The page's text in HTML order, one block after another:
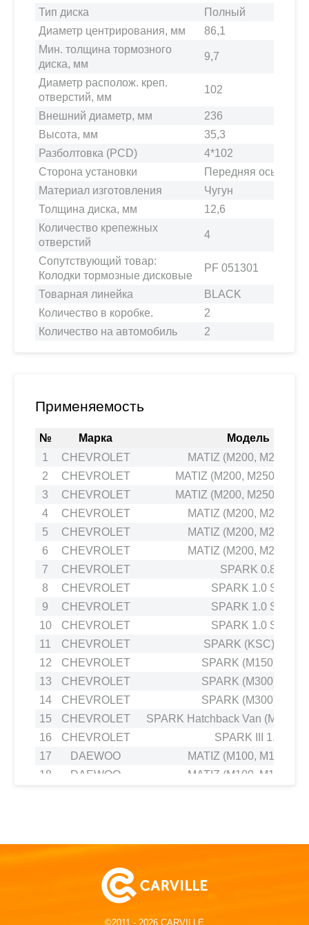
Тип диска
Полный
Диаметр центрирования, мм
86,1
Мин. толщина тормозного
диска, мм
9,7
Диаметр располож. креп.
отверстий, мм
102
Внешний диаметр, мм
236
Высота, мм
35,3
Разболтовка (PCD)
4*102
Сторона установки
Передняя ось
Материал изготовления
Чугун
Толщина диска, мм
12,6
Количество крепежных
отверстий
4
Сопутствующий товар:
Колодки тормозные дисковые
PF 051301
Товарная линейка
BLACK
Количество в коробке.
2
Количество на автомобиль
2
Применяемость
№ Марка
Модель
1
CHEVROLET
MATIZ (M200, M250) 1.0
2
CHEVROLET
MATIZ (M200, M250) 0.8
3
CHEVROLET
MATIZ (M200, M250) 1.0
4
CHEVROLET
MATIZ (M200, M250) 0.8
5
CHEVROLET
MATIZ (M200, M250) 1.0
6
CHEVROLET
MATIZ (M200, M250) 1.0
7
CHEVROLET
SPARK 0.8
8
CHEVROLET
SPARK 1.0 SX
9
CHEVROLET
SPARK 1.0 SX
10
CHEVROLET
SPARK 1.0 SX
11
CHEVROLET
SPARK (KSC) 0.8
12
CHEVROLET
SPARK (M150) 0.8
13
CHEVROLET
SPARK (M300) 1.2
14
CHEVROLET
SPARK (M300) 1.2
15
CHEVROLET
SPARK Hatchback Van (M200,
16
CHEVROLET
SPARK III 1.2
17
DAEWOO
MATIZ (M100, M150) 0.8
18
DAEWOO
MATIZ (M100, M150) 1.0
22
©2011 - 2026 CARVILLE